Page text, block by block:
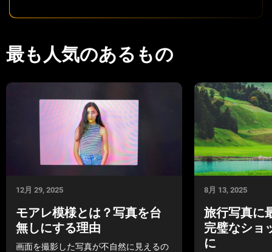
最も人気のあるもの
12月 29, 2025
モアレ模様とは？写真を台
無しにする理由
画面を撮影した写真が不自然に見えるの
8月 13, 2025
旅行写真に
完璧なショ
に